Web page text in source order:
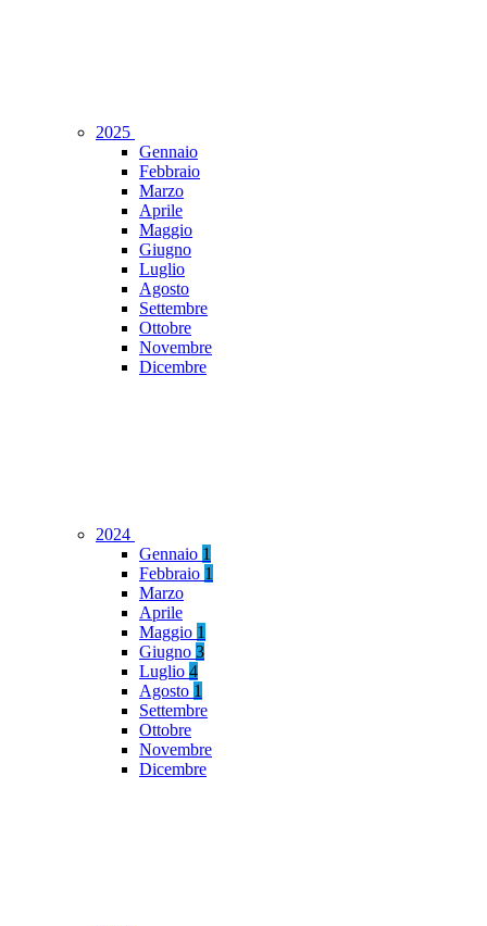
2025
Gennaio
Febbraio
Marzo
Aprile
Maggio
Giugno
Luglio
Agosto
Settembre
Ottobre
Novembre
Dicembre
2024
Gennaio 1
Febbraio 1
Marzo
Aprile
Maggio 1
Giugno 3
Luglio 4
Agosto 1
Settembre
Ottobre
Novembre
Dicembre